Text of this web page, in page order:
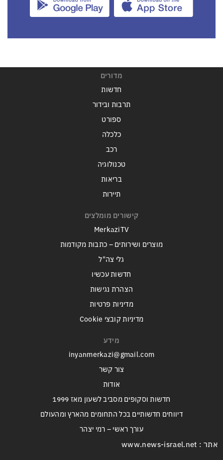
מדורים
חדשות
תרבות ובידור
ספורט
כלכלה
רכב
טכנולוגיה
בריאות
תיירות
קישורים מומלצים
MerkaziTV
מוצרים ושירותים – כתבות מקודמות
גלי צה"ל
חדשות עכשיו
הצהרת נגישות
מדיניות פרטיות
מדיניות קובצי Cookie
מידע
inyanmerkazi@gmail.com
צור קשר
אודות
חדשות וסקופים מסביב לשעון מאז 1999
דיווחים חדשותיים בכל התחומים מהארץ ומהעולם
עורך ראשי – רמי יצהר
אתר : www.news-israel.net